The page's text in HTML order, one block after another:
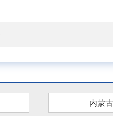
内蒙